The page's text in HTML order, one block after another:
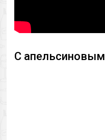
С апельсиновым